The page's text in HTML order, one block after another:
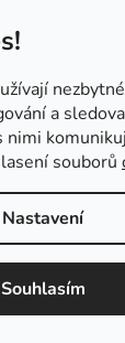
a
nimi
souborů
Nastavení
Souhlasím
Shoptet
je radost.
vyhrazena.